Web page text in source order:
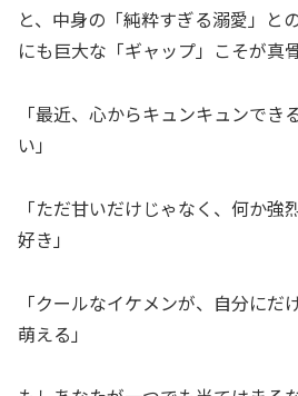
と、中身の「純粋すぎる溺愛」と
にも巨大な「ギャップ」こそが真
「最近、心からキュンキュンでき
い」
「ただ甘いだけじゃなく、何か強
好き」
「クールなイケメンが、自分にだ
萌える」